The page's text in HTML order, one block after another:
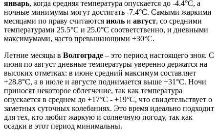
январь, когда средняя температура опускается до -4.4°C, а
ночные минимумы могут достигать -7.4°C. Самыми жаркими
месяцами по праву считаются июль и август, со средними
температурами 25.5°C и 25.0°C соответственно, и дневными
максимумами, часто превышающими +30°C.
Летние месяцы в Волгограде – это период настоящего зноя. С
июня по август дневные температуры уверенно держатся на
высоких отметках: в июне средний максимум составляет
+28.8°C, а в июле и августе поднимается выше +31°C. Ночи
приносят некоторое облегчение, так как температура
опускается в среднем до +17°C - +19°C, что свидетельствует о
заметных суточных колебаниях. Это время идеально подходит
для тех, кто любит жаркую и солнечную погоду, так как
осадки в этот период минимальны.